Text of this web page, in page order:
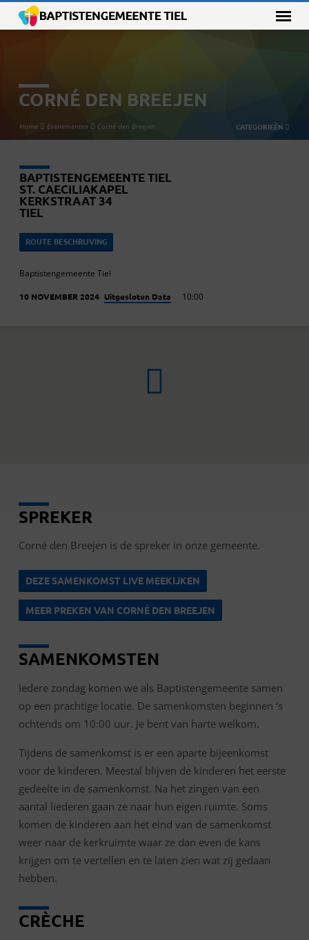
CORNÉ DEN BREEJEN
Home Evenementen Corné den Breejen CATEGORIEËN
BAPTISTENGEMEENTE TIEL
ST. CAECILIAKAPEL
KERKSTRAAT 34
TIEL
ROUTE BESCHRIJVING
Baptistengemeente Tiel
10 NOVEMBER 2024 Uitgesloten Data 10:00
CORNÉ
BREEJEN
SPREKER
Corné den Breejen is de spreker in onze gemeente.
DEZE SAMENKOMST LIVE MEEKIJKEN
MEER PREKEN VAN CORNÉ DEN BREEJEN
SAMENKOMSTEN
Iedere zondag komen we als Baptistengemeente samen
op een prachtige locatie. De samenkomsten beginnen ‘s
ochtends om 10:00 uur. Je bent van harte welkom.
Tijdens de samenkomst is er een aparte bijeenkomst
voor de kinderen. Meestal blijven de kinderen het eerste
gedeelte in de samenkomst. Na het zingen van een
aantal liederen gaan ze naar hun eigen ruimte. Soms
komen de kinderen aan het eind van de samenkomst
weer naar de kerkruimte waar ze dan even de kans
krijgen om te vertellen en te laten zien wat zij gedaan
hebben.
CRÈCHE